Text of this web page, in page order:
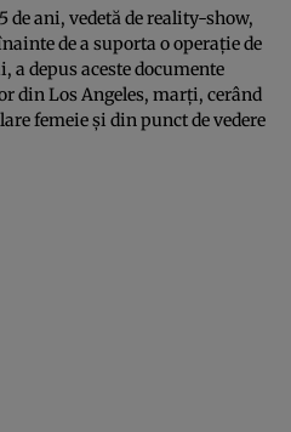
de ani, vedetă de reality-show,
de a suporta o operaţie de
a depus aceste documente
din Los Angeles, marţi, cerând
femeie şi din punct de vedere